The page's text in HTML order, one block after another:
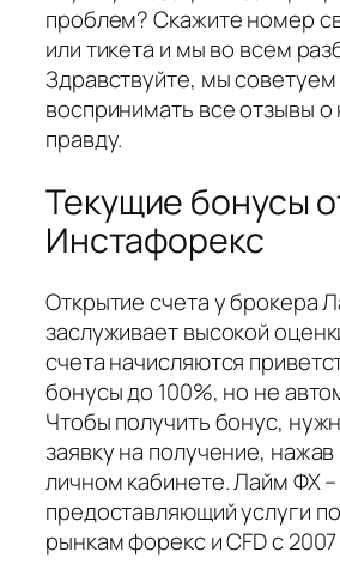
проблем? Скажите номер
или тикета и мы во всем
Здравствуйте, мы
воспринимать все отзывы о
правду.
Текущие бонусы
Инстафорекс
Открытие счета у брокера
заслуживает высокой
счета начисляются
бонусы до 100%, но не
Чтобы получить бонус,
заявку на получение, нажав
личном кабинете. Лайм ФХ
предоставляющий услуги
рынкам форекс и CFD с